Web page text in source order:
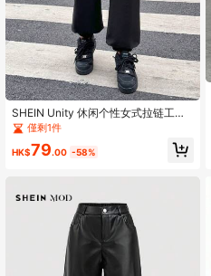
SHEIN Unity 休闲个性女式拉链工装
裤秋季女装
僅剩1件
HK$79.00 -58%